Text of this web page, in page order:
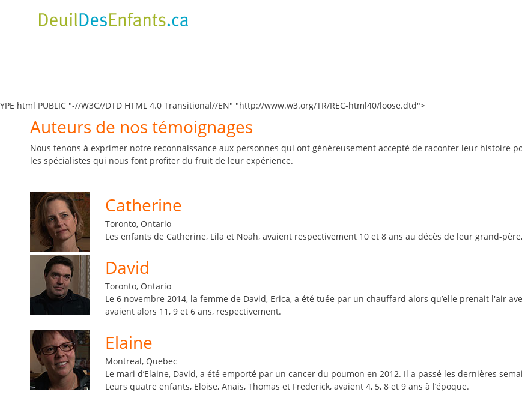
YPE html PUBLIC "-//W3C//DTD HTML 4.0 Transitional//EN" "http://www.w3.org/TR/REC-html40/loose.dtd">
Auteurs de nos témoignages
Nous tenons à exprimer notre reconnaissance aux personnes qui ont généreusement accepté de raconter leur histoire
les spécialistes qui nous font profiter du fruit de leur expérience.
Catherine
Toronto, Ontario
Les enfants de Catherine, Lila et Noah, avaient respectivement 10 et 8 ans au décès de leur grand-
David
Toronto, Ontario
Le 6 novembre 2014, la femme de David, Erica, a été tuée par un chauffard alors qu’elle prenait l'air
avaient alors 11, 9 et 6 ans, respectivement.
Elaine
Montreal, Quebec
Le mari d’Elaine, David, a été emporté par un cancer du poumon en 2012. Il a passé les dernières
Leurs quatre enfants, Eloise, Anais, Thomas et Frederick, avaient 4, 5, 8 et 9 ans à l’époque.